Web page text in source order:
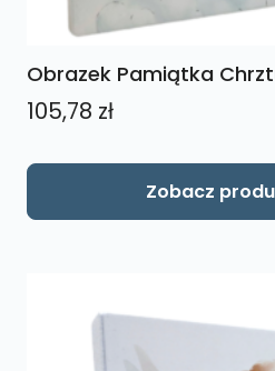
Obrazek Pamiątka
105,78 zł
Zobacz